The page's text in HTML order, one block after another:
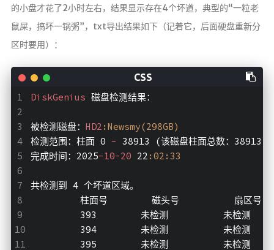
的小盘才花了2小时左右，结果显示存在4个坏道，典型的“一粒老
鼠屎，搞坏一锅粥”，txt导出结果如下（记着它，后面硬盘重新分
区时要用）：
DiskGenius 磁盘检测结果：
被检测磁盘： HD2 :Newsmy(298GB)
检测范围：柱面 0 - 38913 (该磁盘柱面总数：38913)
完成时间：2025-10-20 22 :02 :33
共检测到 4 个坏道区域。
柱面号        磁头号          扇区号
393        未检测          未检测
394        未检测          未检测
395        未检测          未检测